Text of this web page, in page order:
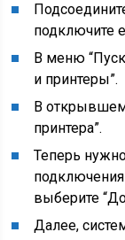
подключите
В меню
и принтеры”.
В
принтера”.
Теперь
подключения
выберите
Далее,